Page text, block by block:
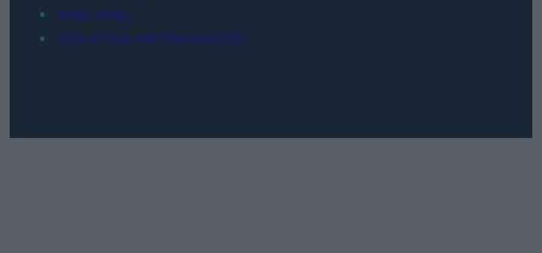
REKLAMA
POLITYKA PRYWATNOŚCI